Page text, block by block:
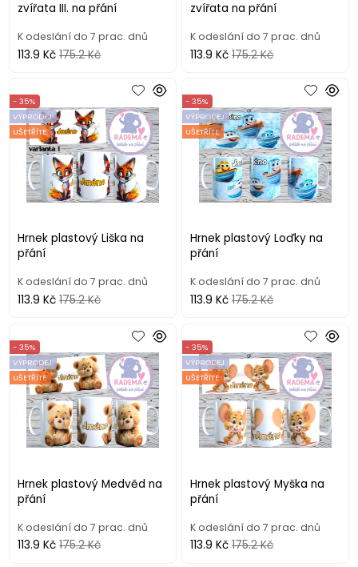
zvířata III. na přání
K odeslání do 7 prac. dnů
113.9 Kč 175.2 Kč
zvířata na přání
K odeslání do 7 prac. dnů
113.9 Kč 175.2 Kč
Hrnek plastový Liška na
přání
- 35%
VÝPRODEJ
UŠETŘÍTE
K odeslání do 7 prac. dnů
113.9 Kč 175.2 Kč
Hrnek plastový Loďky na
přání
- 35%
VÝPRODEJ
UŠETŘÍTE
K odeslání do 7 prac. dnů
113.9 Kč 175.2 Kč
Hrnek plastový Medvěd na
přání
- 35%
VÝPRODEJ
UŠETŘÍTE
K odeslání do 7 prac. dnů
113.9 Kč 175.2 Kč
Hrnek plastový Myška na
přání
- 35%
VÝPRODEJ
UŠETŘÍTE
K odeslání do 7 prac. dnů
113.9 Kč 175.2 Kč